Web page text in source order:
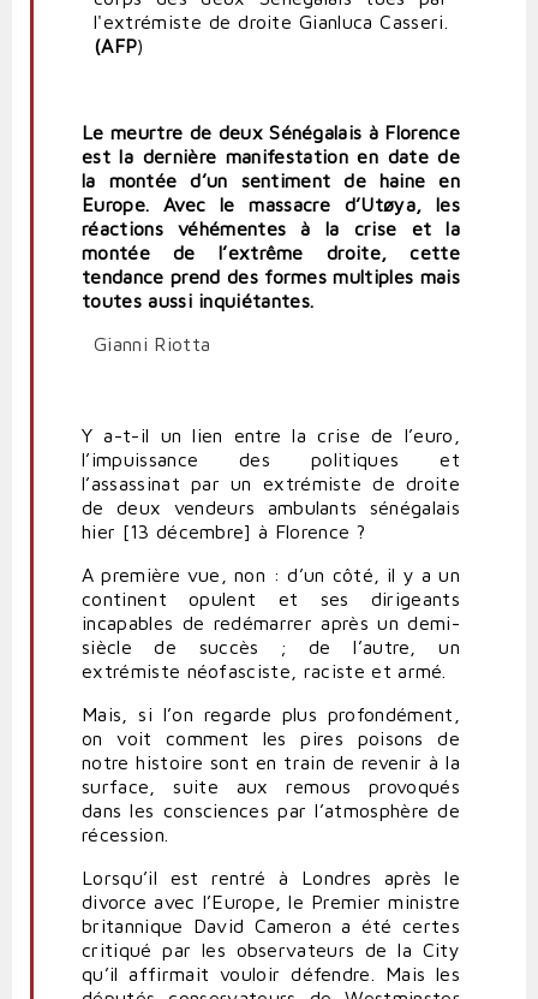
l'extrémiste de droite Gianluca Casseri.
(AFP)
Le meurtre de deux Sénégalais à Florence
est la dernière manifestation en date de
la montée d’un sentiment de haine en
Europe. Avec le massacre d’Utøya, les
réactions véhémentes à la crise et la
montée de l’extrême droite, cette
tendance prend des formes multiples mais
toutes aussi inquiétantes.
Gianni Riotta
Y a-t-il un lien entre la crise de l’euro,
l’impuissance des politiques et
l’assassinat par un extrémiste de droite
de deux vendeurs ambulants sénégalais
hier [13 décembre] à Florence ?
A première vue, non : d’un côté, il y a un
continent opulent et ses dirigeants
incapables de redémarrer après un demi-
siècle de succès ; de l’autre, un
extrémiste néofasciste, raciste et armé.
Mais, si l’on regarde plus profondément,
on voit comment les pires poisons de
notre histoire sont en train de revenir à la
surface, suite aux remous provoqués
dans les consciences par l’atmosphère de
récession.
Lorsqu’il est rentré à Londres après le
divorce avec l’Europe, le Premier ministre
britannique David Cameron a été certes
critiqué par les observateurs de la City
qu’il affirmait vouloir défendre. Mais les